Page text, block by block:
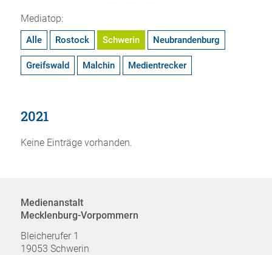
Mediatop:
Alle Rostock Schwerin Neubrandenburg
Greifswald Malchin Medientrecker
2021
Keine Einträge vorhanden.
Medienanstalt
Mecklenburg-Vorpommern
Bleicherufer 1
19053 Schwerin